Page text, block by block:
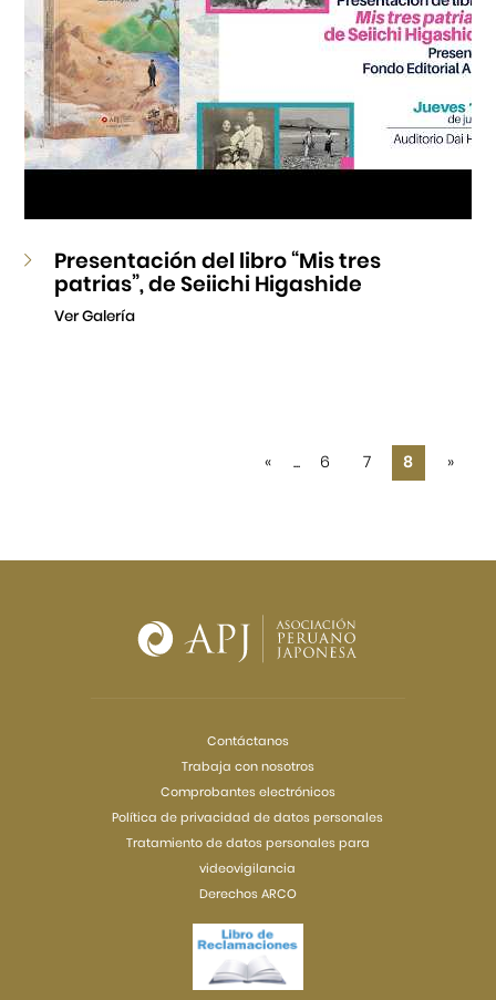
Presentación del libro “Mis tres
patrias”, de Seiichi Higashide
Ver Galería
« ... 6 7 8 »
Contáctanos
Trabaja con nosotros
Comprobantes electrónicos
Política de privacidad de datos personales
Tratamiento de datos personales para
videovigilancia
Derechos ARCO